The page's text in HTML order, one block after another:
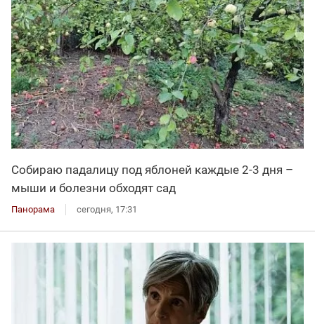
Собираю падалицу под яблоней каждые 2-3 дня –
мыши и болезни обходят сад
Панорама сегодня, 17:31